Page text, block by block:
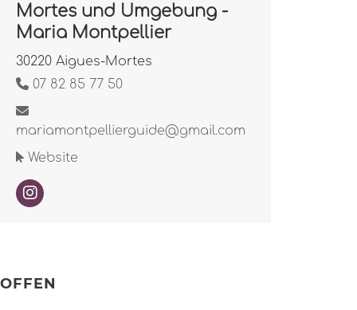
Mortes und Umgebung -
Maria Montpellier
30220 Aigues-Mortes
07 82 85 77 50
mariamontpellierguide@gmail.com
Website
OFFEN